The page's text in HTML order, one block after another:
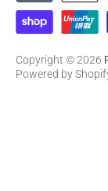
Copyright © 2026
Powered by